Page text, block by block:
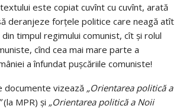
este copiat cuvînt cu cuvînt, arată
deranjeze forţele politice care neagă atît
timpul regimului comunist, cît şi rolul
cînd cea mai mare parte a
a înfundat puşcăriile comuniste!
documente vizează „Orientarea politică a
(la MPR) şi „Orientarea politică a Noii